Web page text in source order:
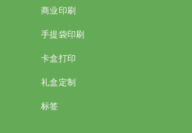
商业印刷
手提袋印刷
卡盒打印
礼盒定制
标签